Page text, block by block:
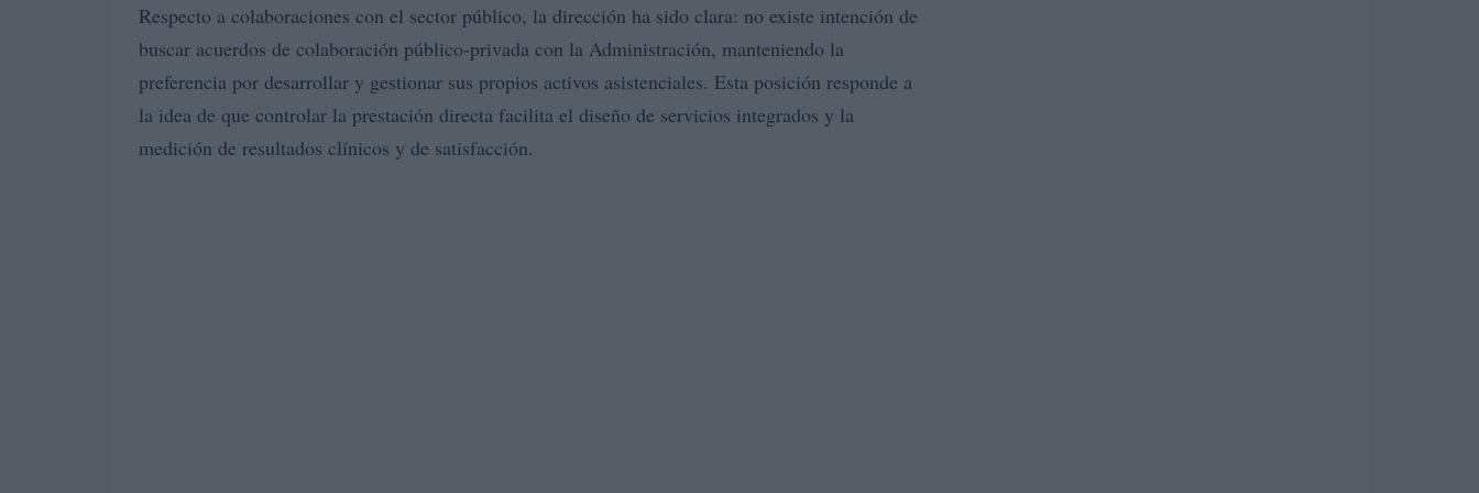
Respecto a colaboraciones con el sector público, la dirección ha sido clara: no existe intención de
buscar acuerdos de colaboración público-privada con la Administración, manteniendo la
preferencia por desarrollar y gestionar sus propios activos asistenciales. Esta posición responde a
la idea de que controlar la prestación directa facilita el diseño de servicios integrados y la
medición de resultados clínicos y de satisfacción.